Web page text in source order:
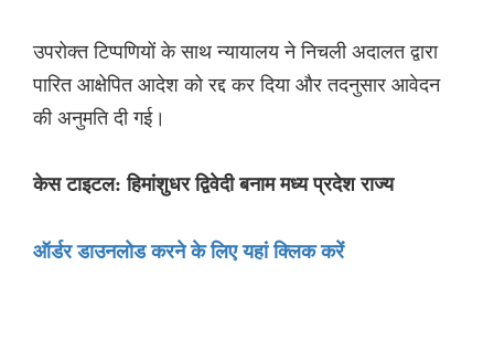
उपरोक्त टिप्पणियों के साथ न्यायालय ने निचली अदालत द्वारा
पारित आक्षेपित आदेश को रद्द कर दिया और तदनुसार आवेदन
की अनुमति दी गई।
केस टाइटल: हिमांशुधर द्विवेदी बनाम मध्य प्रदेश राज्य
ऑर्डर डाउनलोड करने के लिए यहां क्लिक करें